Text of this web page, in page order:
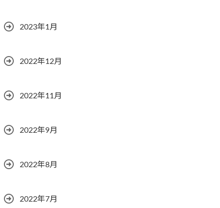
2023年1月
2022年12月
2022年11月
2022年9月
2022年8月
2022年7月